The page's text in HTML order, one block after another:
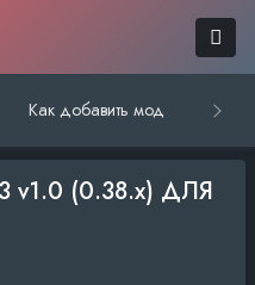
Как добавить мод
v1.0 (0.38.x) ДЛЯ